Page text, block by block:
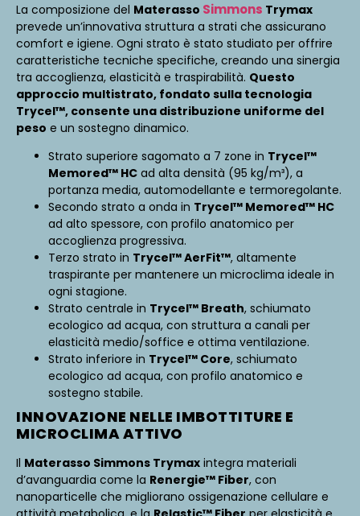
La composizione del Materasso Simmons Trymax
prevede un’innovativa struttura a strati che assicurano
comfort e igiene. Ogni strato è stato studiato per offrire
caratteristiche tecniche specifiche, creando una sinergia
tra accoglienza, elasticità e traspirabilità. Questo
approccio multistrato, fondato sulla tecnologia
Trycel™, consente una distribuzione uniforme del
peso e un sostegno dinamico.
Strato superiore sagomato a 7 zone in Trycel™
Memored™ HC ad alta densità (95 kg/m³), a
portanza media, automodellante e termoregolante.
Secondo strato a onda in Trycel™ Memored™ HC
ad alto spessore, con profilo anatomico per
accoglienza progressiva.
Terzo strato in Trycel™ AerFit™, altamente
traspirante per mantenere un microclima ideale in
ogni stagione.
Strato centrale in Trycel™ Breath, schiumato
ecologico ad acqua, con struttura a canali per
elasticità medio/soffice e ottima ventilazione.
Strato inferiore in Trycel™ Core, schiumato
ecologico ad acqua, con profilo anatomico e
sostegno stabile.
INNOVAZIONE NELLE IMBOTTITURE E
MICROCLIMA ATTIVO
Il Materasso Simmons Trymax integra materiali
d’avanguardia come la Renergie™ Fiber, con
nanoparticelle che migliorano ossigenazione cellulare e